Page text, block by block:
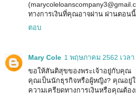
ทางการเงินที่คุณอาจผ่าน ผ่านตอนนี้
ตอบ
Mary Cole 1 พฤษภาคม 2562 เวลา
ขอให้สันติสุขของพระเจ้าอยู่กับคุณ
คุณเป็นนักธุรกิจหรือผู้หญิง? คุณอยู่ใ
ความเครียดทางการเงินหรือคุณต้อ